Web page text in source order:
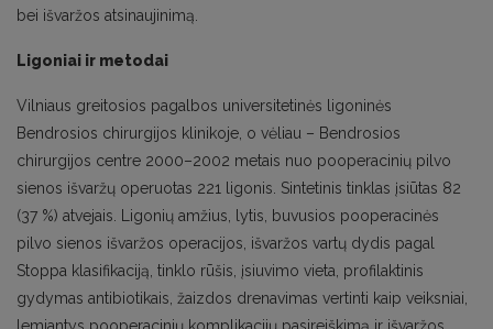
bei išvaržos atsinaujinimą.
Ligoniai ir metodai
Vilniaus greitosios pagalbos universitetinės ligoninės
Bendrosios chirurgijos klinikoje, o vėliau – Bendrosios
chirurgijos centre 2000–2002 metais nuo pooperacinių pilvo
sienos išvaržų operuotas 221 ligonis. Sintetinis tinklas įsiūtas 82
(37 %) atvejais. Ligonių amžius, lytis, buvusios pooperacinės
pilvo sienos išvaržos operacijos, išvaržos vartų dydis pagal
Stoppa klasifikaciją, tinklo rūšis, įsiuvimo vieta, profilaktinis
gydymas antibiotikais, žaizdos drenavimas vertinti kaip veiksniai,